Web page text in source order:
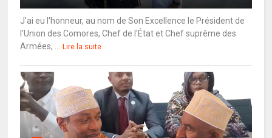
J'ai eu l'honneur, au nom de Son Excellence le Président de
l'Union des Comores, Chef de l'État et Chef suprême des
Armées, ... Lire la suite